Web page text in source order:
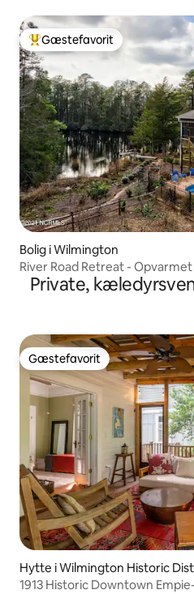
Bedste gæstefavorit
Gæstefavorit
Bolig i Wilmington
River Road Retreat -
Private,
Gæstefavorit
Gæstefavorit
Hytte i Wilmington Historic
1913 Historic Downtown